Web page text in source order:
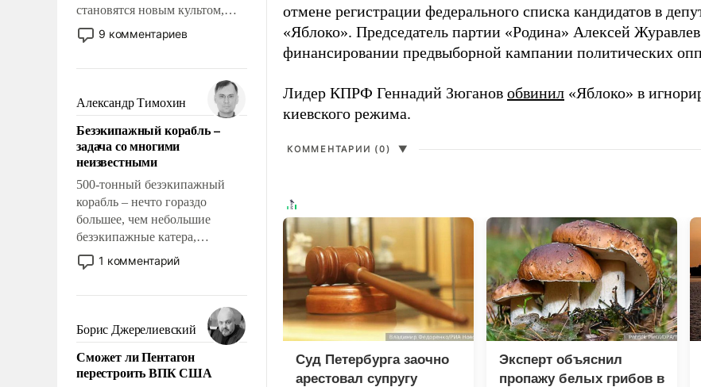
становятся новым культом,
постепенно вытесняя и
отменяя традиционное
мужественным и твердым под
ударами судьбы, брать на себя
ответственность, помогать
слабым, идти вперед и
адаптироваться.
9 комментариев
Александр Тимохин
Безэкипажный корабль –
задача со многими
неизвестными
500-тонный безэкипажный
корабль – нечто гораздо
большее, чем небольшие
безэкипажные катера,
применение которых уже
стало обыденностью. Задача по
сложна и амбициозна. Однако
и ее реализация радикально
поднимет наши боевые
возможности.
1 комментарий
Борис Джерелиевский
Сможет ли Пентагон
перестроить ВПК США
отмене регистрации федерального списка кандидатов в
«Яблоко». Председатель партии «Родина» Алексей Журавлев
финансировании предвыборной кампании политических
Лидер КПРФ Геннадий Зюганов обвинил «Яблоко» в
киевского режима.
КОММЕНТАРИИ (0) ▼
Суд Петербурга заочно
арестовал супругу
Эксперт объяснил
пропажу белых грибов в